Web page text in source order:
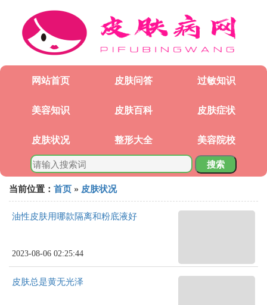
网站首页 皮肤问答 过敏知识
美容知识 皮肤百科 皮肤症状
皮肤状况 整形大全 美容院校
搜索
当前位置： 首页 » 皮肤状况
油性皮肤用哪款隔离和粉底液好
2023-08-06 02:25:44
皮肤总是黄无光泽